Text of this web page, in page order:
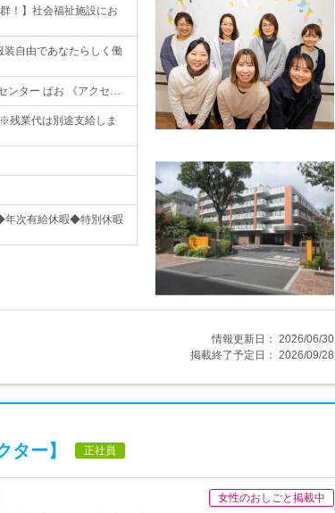
！】社会福祉施設にお
装自由であなたらしく働
ンター ぱお 《アクセ…
残業代は別途支給しま
次有給休暇◆特別休暇
情報更新日： 2026/06/30
掲載終了予定日： 2026/09/28
ー】 正社員
女性のおしごと掲載中